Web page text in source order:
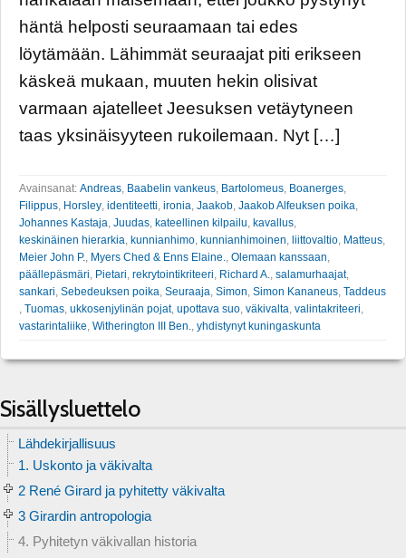
häntä helposti seuraamaan tai edes
löytämään. Lähimmät seuraajat piti erikseen
käskeä mukaan, muuten hekin olisivat
varmaan ajatelleet Jeesuksen vetäytyneen
taas yksinäisyyteen rukoilemaan. Nyt […]
Avainsanat: Andreas, Baabelin vankeus, Bartolomeus, Boanerges,
Filippus, Horsley, identiteetti, ironia, Jaakob, Jaakob Alfeuksen poika,
Johannes Kastaja, Juudas, kateellinen kilpailu, kavallus,
keskinäinen hierarkia, kunnianhimo, kunnianhimoinen, liittovaltio, Matteus,
Meier John P., Myers Ched & Enns Elaine., Olemaan kanssaan,
päällepäsmäri, Pietari, rekrytointikriteeri, Richard A., salamurhaajat,
sankari, Sebedeuksen poika, Seuraaja, Simon, Simon Kananeus, Taddeus
, Tuomas, ukkosenjylinän pojat, upottava suo, väkivalta, valintakriteeri,
vastarintaliike, Witherington III Ben., yhdistynyt kuningaskunta
Sisällysluettelo
Lähdekirjallisuus
1. Uskonto ja väkivalta
2 René Girard ja pyhitetty väkivalta
3 Girardin antropologia
4. Pyhitetyn väkivallan historia